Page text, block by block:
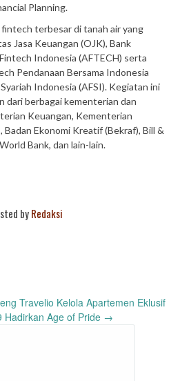
Planning.
fintech terbesar di tanah air yang
Jasa Keuangan (OJK), Bank
Indonesia (AFTECH) serta
Pendanaan Bersama Indonesia
Indonesia (AFSI). Kegiatan ini
dari berbagai kementerian dan
Keuangan, Kementerian
Ekonomi Kreatif (Bekraf), Bill &
Bank, dan lain-lain.
byRedaksi
Travelio Kelola Apartemen Eklusif
Hadirkan Age of Pride →